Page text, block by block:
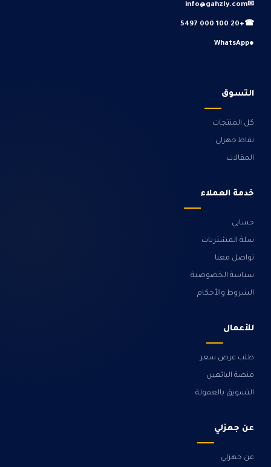
✉
info@gahzly.com
☎
+20 100 000 5497
●
WhatsApp
التسوق
كل المنتجات
نقاط جهزلي
المقالات
خدمة العملاء
حسابي
سلة المشتريات
تواصل معنا
سياسة الخصوصية
الشروط والأحكام
للأعمال
طلب عرض سعر
منصة البائعين
التسويق بالعمولة
عن جهزلي
عن جهزلي